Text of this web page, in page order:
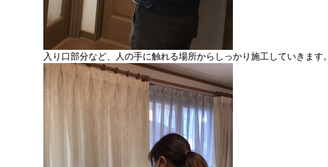
入り口部分など、人の手に触れる場所からしっかり施工していきます。